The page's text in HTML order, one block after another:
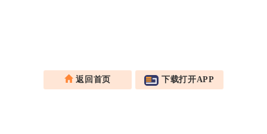
返回首页 下载打开APP